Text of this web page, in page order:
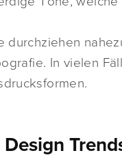
durchziehen
In vielen